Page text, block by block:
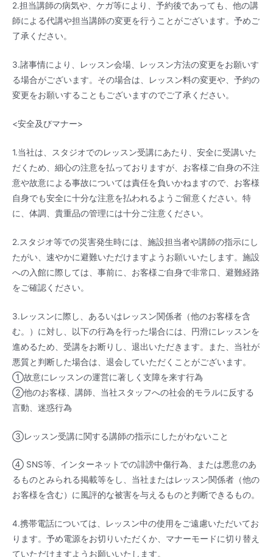
2.担当講師の病気や、ケガ等により、予約後であっても、他の講
師による代講や担当講師の変更を行うことがございます。予めご
了承ください。
3.諸事情により、レッスン会場、レッスン方法の変更をお願いす
る場合がございます。その場合は、レッスン料の変更や、予約の
変更をお願いすることもございますのでご了承ください。
<安全及びマナー>
1.当社は、スタジオでのレッスン受講にあたり、安全に受講いた
だくため、細心の注意を払っておりますが、お客様ご自身の不注
意や故意による事故については責任を負いかねますので、お客様
自身でも安全に十分な注意を払われるようご留意ください。特
に、体調、貴重品の管理には十分ご注意ください。
2.スタジオ等での災害発生時には、施設担当者や講師の指示にし
たがい、速やかに避難いただけますようお願いいたします。施設
への入館に際しては、事前に、お客様ご自身で非常口、避難経路
をご確認ください。
3.レッスンに際し、あるいはレッスン関係者（他のお客様を含
む。）に対し、以下の行為を行った場合には、円滑にレッスンを
進めるため、受講をお断りし、退出いただきます。また、当社が
悪質と判断した場合は、退会していただくことがございます。
①故意にレッスンの運営に著しく支障を来す行為
②他のお客様、講師、当社スタッフへの社会的モラルに反する
言動、迷惑行為
③レッスン受講に関する講師の指示にしたがわないこと
④ SNS等、インターネットでの誹謗中傷行為、または悪意のあ
るものとみられる掲載等をし、当社またはレッスン関係者（他の
お客様を含む）に風評的な被害を与えるものと判断できるもの。
4.携帯電話については、レッスン中の使用をご遠慮いただいてお
ります。予め電源をお切りいただくか、マナーモードに切り替え
ていただけますようお願いいたします。